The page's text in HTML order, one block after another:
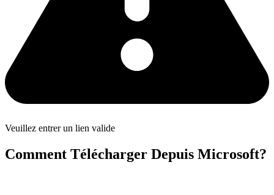
Veuillez entrer un lien valide
Comment Télécharger Depuis Microsoft?